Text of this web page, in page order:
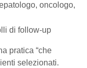
oncologo,
di follow-up
pratica “che
selezionati.